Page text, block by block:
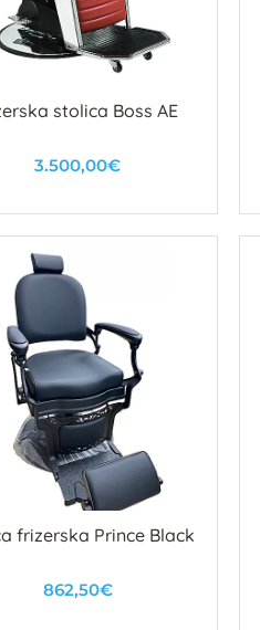
stolica Boss AE
3.500,00€
U košaricu
frizerska Prince Black
862,50€